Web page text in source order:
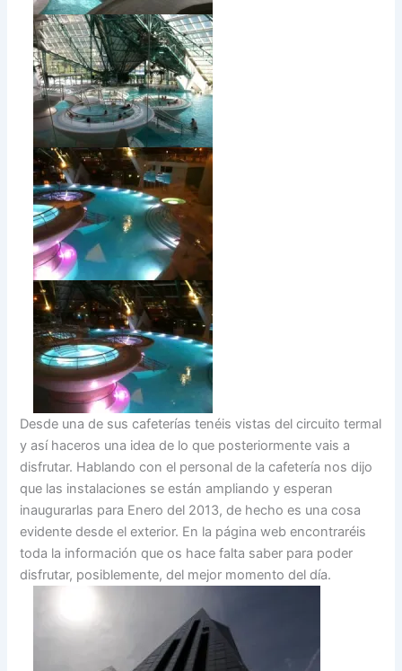
Desde una de sus cafeterías tenéis vistas del circuito termal
y así haceros una idea de lo que posteriormente vais a
disfrutar. Hablando con el personal de la cafetería nos dijo
que las instalaciones se están ampliando y esperan
inaugurarlas para Enero del 2013, de hecho es una cosa
evidente desde el exterior. En la página web encontraréis
toda la información que os hace falta saber para poder
disfrutar, posiblemente, del mejor momento del día.